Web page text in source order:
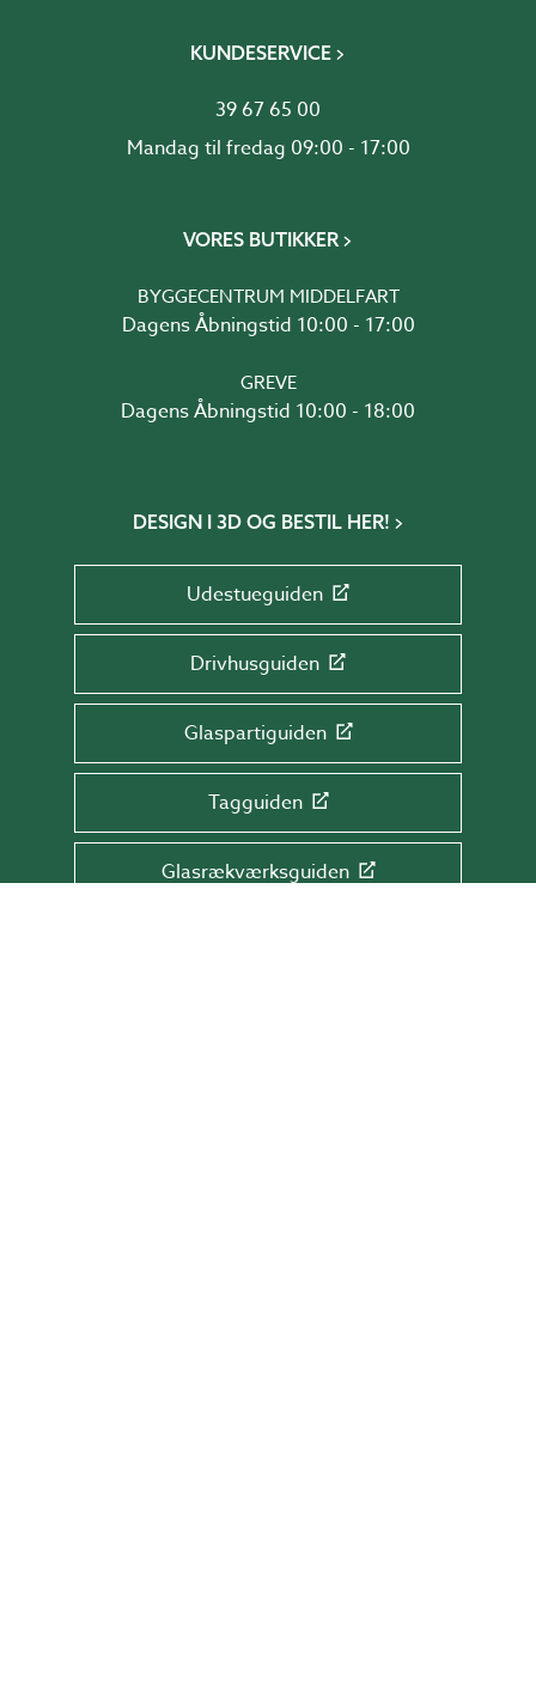
KUNDESERVICE
39 67 65 00
Mandag til fredag 09:00 - 17:00
VORES BUTIKKER
BYGGECENTRUM MIDDELFART
Dagens Åbningstid 10:00 - 17:00
GREVE
Dagens Åbningstid 10:00 - 18:00
DESIGN I 3D OG BESTIL HER!
Udestueguiden
Drivhusguiden
Glaspartiguiden
Tagguiden
Glasrækværksguiden